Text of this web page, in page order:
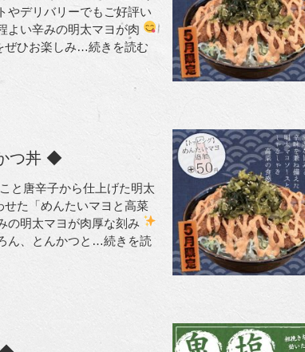
やデリバリーでもご好評い
よい辛みの明太マヨが肉
ぜひお楽しみ…続きを読む
つ丼 ◆
と唐辛子から仕上げた明太
た「めんたいマヨと高菜
の明太マヨが肉厚な刻み
ん、とんかつと …続きを読